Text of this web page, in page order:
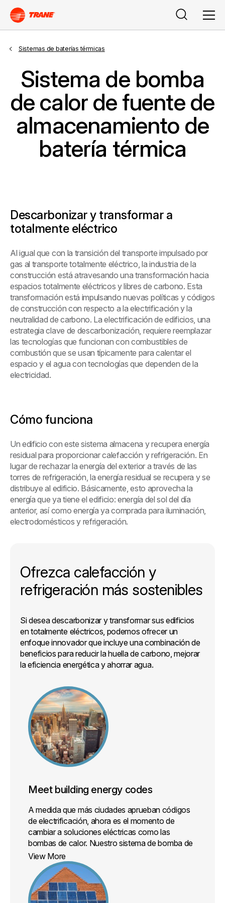
Buscar
Sistemas de baterías térmicas
Sistema de bomba
de calor de fuente de
almacenamiento de
batería térmica
Descarbonizar y transformar a
totalmente eléctrico
Al igual que con la transición del transporte impulsado por
gas al transporte totalmente eléctrico, la industria de la
construcción está atravesando una transformación hacia
espacios totalmente eléctricos y libres de carbono. Esta
transformación está impulsando nuevas políticas y códigos
de construcción con respecto a la electrificación y la
neutralidad de carbono. La electrificación de edificios, una
estrategia clave de descarbonización, requiere reemplazar
las tecnologías que funcionan con combustibles de
combustión que se usan típicamente para calentar el
espacio y el agua con tecnologías que dependen de la
electricidad.
Cómo funciona
Un edificio con este sistema almacena y recupera energía
residual para proporcionar calefacción y refrigeración. En
lugar de rechazar la energía del exterior a través de las
torres de refrigeración, la energía residual se recupera y se
distribuye al edificio. Básicamente, esto aprovecha la
energía que ya tiene el edificio: energía del sol del día
anterior, así como energía ya comprada para iluminación,
electrodomésticos y refrigeración.
Ofrezca calefacción y
refrigeración más sostenibles
Si desea descarbonizar y transformar sus edificios
en totalmente eléctricos, podemos ofrecer un
enfoque innovador que incluye una combinación de
beneficios para reducir la huella de carbono, mejorar
la eficiencia energética y ahorrar agua.
Meet building energy codes
A medida que más ciudades aprueban códigos
de electrificación, ahora es el momento de
cambiar a soluciones eléctricas como las
bombas de calor. Nuestro sistema de bomba de
calor de fuente de almacenamiento puede
almacenar y recuperar una enorme cantidad de
energía, lo que evita el uso de combustibles
fósiles adicionales para calentar el edificio.
View More